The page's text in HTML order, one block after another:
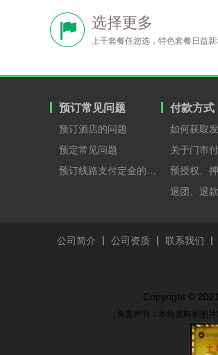
选择更多
上千套餐任您选，特色套餐日益
预订常见问题
预订酒店的问题
预定常见问题
付款方式
如何获取
关于门市
退团、退
公司简介 公司资质 联系我们
Copyright ©
（免责声明：本站资料和图